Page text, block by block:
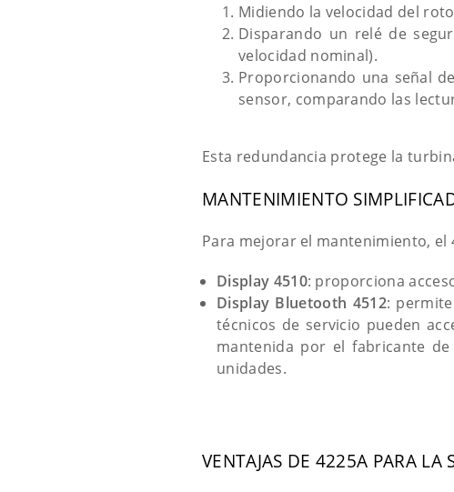
Midiendo la velocidad del
Disparando un relé de
velocidad nominal).
Proporcionando una señal
sensor, comparando las
Esta redundancia protege la
MANTENIMIENTO
Para mejorar el mantenimiento, el
Display 4510: proporciona
Display Bluetooth 4512:
técnicos de servicio pueden
mantenida por el fabricante
unidades.
VENTAJAS DE 4225A PARA LA